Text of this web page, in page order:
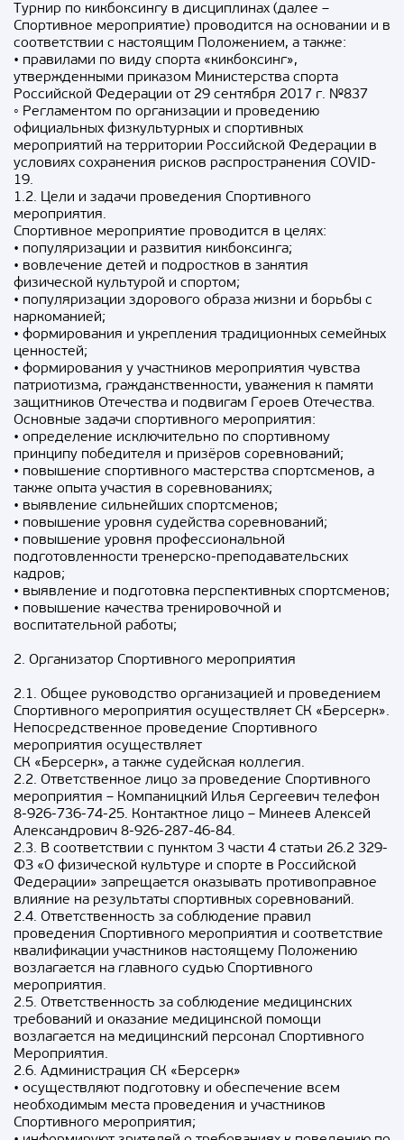
Турнир по кикбоксингу в дисциплинах (далее –
Спортивное мероприятие) проводится на основании и в
соответствии с настоящим Положением, а также:
• правилами по виду спорта «кикбоксинг»,
утвержденными приказом Министерства спорта
Российской Федерации от 29 сентября 2017 г. №837
◦ Регламентом по организации и проведению
официальных физкультурных и спортивных
мероприятий на территории Российской Федерации в
условиях сохранения рисков распространения COVID-
19.
1.2. Цели и задачи проведения Спортивного
мероприятия.
Спортивное мероприятие проводится в целях:
• популяризации и развития кикбоксинга;
• вовлечение детей и подростков в занятия
физической культурой и спортом;
• популяризации здорового образа жизни и борьбы с
наркоманией;
• формирования и укрепления традиционных семейных
ценностей;
• формирования у участников мероприятия чувства
патриотизма, гражданственности, уважения к памяти
защитников Отечества и подвигам Героев Отечества.
Основные задачи спортивного мероприятия:
• определение исключительно по спортивному
принципу победителя и призёров соревнований;
• повышение спортивного мастерства спортсменов, а
также опыта участия в соревнованиях;
• выявление сильнейших спортсменов;
• повышение уровня судейства соревнований;
• повышение уровня профессиональной
подготовленности тренерско-преподавательских
кадров;
• выявление и подготовка перспективных спортсменов;
• повышение качества тренировочной и
воспитательной работы;
2. Организатор Спортивного мероприятия
2.1. Общее руководство организацией и проведением
Спортивного мероприятия осуществляет СК «Берсерк».
Непосредственное проведение Спортивного
мероприятия осуществляет
СК «Берсерк», а также судейская коллегия.
2.2. Ответственное лицо за проведение Спортивного
мероприятия – Компаницкий Илья Сергеевич телефон
8-926-736-74-25. Контактное лицо – Минеев Алексей
Александрович 8-926-287-46-84.
2.3. В соответствии с пунктом 3 части 4 статьи 26.2 329-
ФЗ «О физической культуре и спорте в Российской
Федерации» запрещается оказывать противоправное
влияние на результаты спортивных соревнований.
2.4. Ответственность за соблюдение правил
проведения Спортивного мероприятия и соответствие
квалификации участников настоящему Положению
возлагается на главного судью Спортивного
мероприятия.
2.5. Ответственность за соблюдение медицинских
требований и оказание медицинской помощи
возлагается на медицинский персонал Спортивного
Мероприятия.
2.6. Администрация СК «Берсерк»
• осуществляют подготовку и обеспечение всем
необходимым места проведения и участников
Спортивного мероприятия;